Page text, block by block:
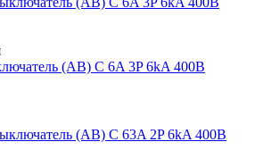
(АВ) C 6A 3P 6kA 400В